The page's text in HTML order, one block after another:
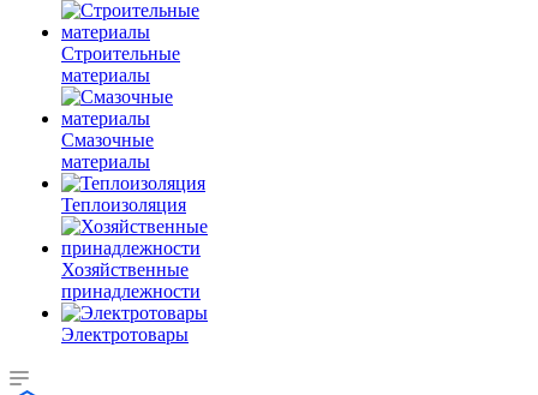
Строительные
материалы
Смазочные
материалы
Теплоизоляция
Хозяйственные
принадлежности
Электротовары